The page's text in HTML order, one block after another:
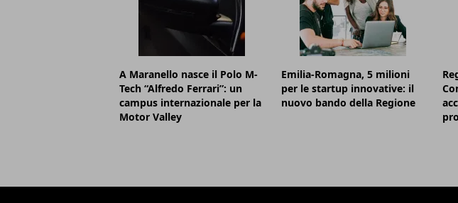
A Maranello nasce il Polo M-
Tech “Alfredo Ferrari”: un
campus internazionale per la
Motor Valley
Emilia-Romagna, 5 milioni
per le startup innovative: il
nuovo bando della Regione